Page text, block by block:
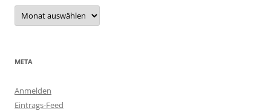
Archiv
META
Anmelden
Eintrags-Feed